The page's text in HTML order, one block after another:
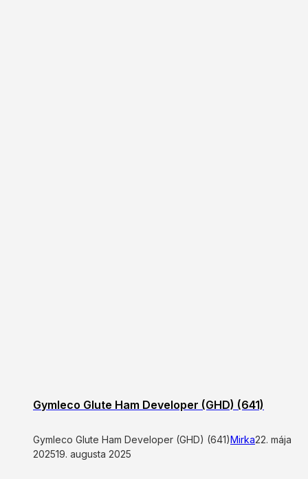
Gymleco Glute Ham Developer (GHD) (641)
Gymleco Glute Ham Developer (GHD) (641)Mirka22. mája
202519. augusta 2025